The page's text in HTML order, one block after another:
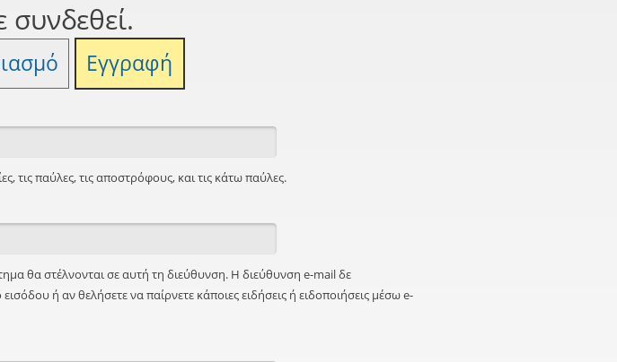
συνδεθεί.
Εγγραφή
τις παύλες, τις αποστρόφους, και τις κάτω παύλες.
θα στέλνονται σε αυτή τη διεύθυνση. Η διεύθυνση e-mail δε
ή αν θελήσετε να παίρνετε κάποιες ειδήσεις ή ειδοποιήσεις μέσω e-